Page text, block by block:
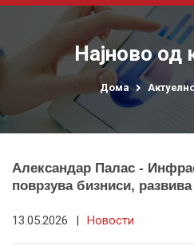
Најново од
Дома
Александар Палас -
поврзува бизниси,
13.05.2026 | Новости